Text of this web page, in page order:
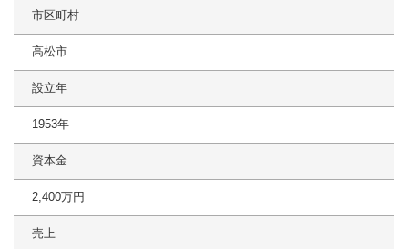
市区町村
高松市
設立年
1953年
資本金
2,400万円
売上